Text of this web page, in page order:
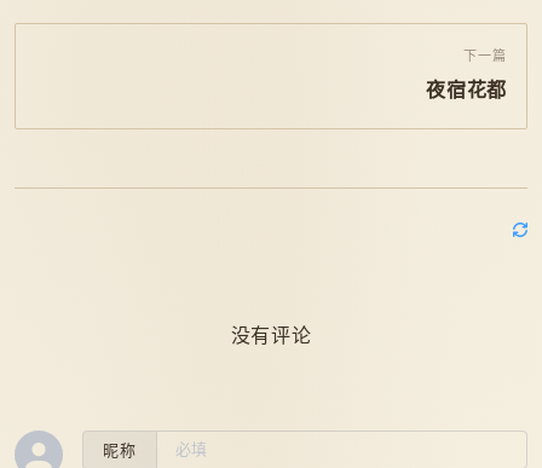
下一篇
夜宿花都
昵称
没有评论